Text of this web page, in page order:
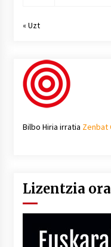
« Uzt
Bilbo Hiria irratia Zenbat
Lizentzia